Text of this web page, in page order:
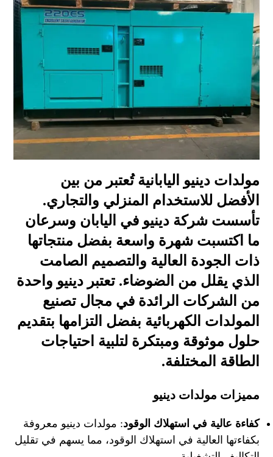
مولدات دينيو اليابانية تُعتبر من بين
الأفضل للاستخدام المنزلي والتجاري.
تأسست شركة دينيو في اليابان وسرعان
ما اكتسبت شهرة واسعة بفضل منتجاتها
ذات الجودة العالية والتصميم الصامت
الذي يقلل من الضوضاء. تعتبر دينيو واحدة
من الشركات الرائدة في مجال تصنيع
المولدات الكهربائية بفضل التزامها بتقديم
حلول موثوقة ومبتكرة لتلبية احتياجات
الطاقة المختلفة.
مميزات مولدات دينيو
كفاءة عالية في استهلاك الوقود: مولدات دينيو معروفة
بكفاءتها العالية في استهلاك الوقود، مما يسهم في تقليل